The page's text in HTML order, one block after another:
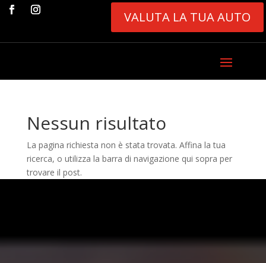
VALUTA LA TUA AUTO
Nessun risultato
La pagina richiesta non è stata trovata. Affina la tua
ricerca, o utilizza la barra di navigazione qui sopra per
trovare il post.